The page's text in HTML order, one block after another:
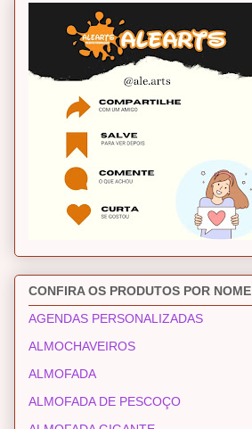
CONFIRA OS PRODUTOS POR NOME
AGENDAS PERSONALIZADAS
ALMOCHAVEIROS
ALMOFADA
ALMOFADA DE PESCOÇO